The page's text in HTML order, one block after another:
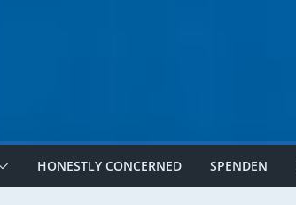
HONESTLY CONCERNED SPENDEN